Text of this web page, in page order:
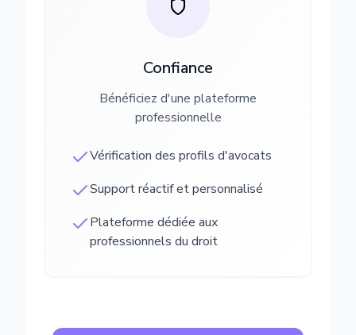
Confiance
Bénéficiez d'une plateforme
professionnelle
Vérification des profils d'avocats
Support réactif et personnalisé
Plateforme dédiée aux
professionnels du droit